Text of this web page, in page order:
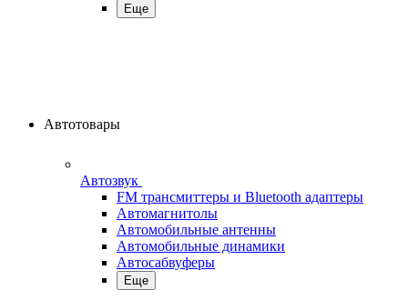
Еще
Автотовары
Автозвук
FM трансмиттеры и Bluetooth адаптеры
Автомагнитолы
Автомобильные антенны
Автомобильные динамики
Автосабвуферы
Еще